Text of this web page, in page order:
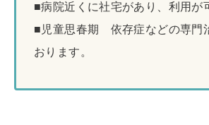
■病院近くに社宅があり、利用が
■児童思春期 依存症などの専門
おります。